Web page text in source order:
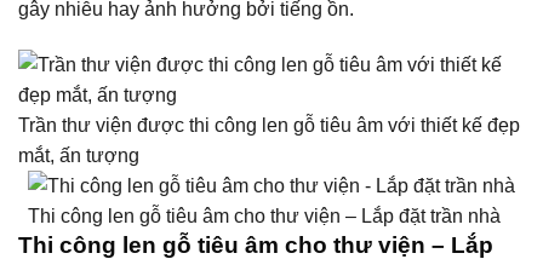
gây nhiễu hay ảnh hưởng bởi tiếng ồn.
Trần thư viện được thi công len gỗ tiêu âm với thiết kế đẹp
mắt, ấn tượng
Thi công len gỗ tiêu âm cho thư viện – Lắp đặt trần nhà
Thi công len gỗ tiêu âm cho thư viện – Lắp